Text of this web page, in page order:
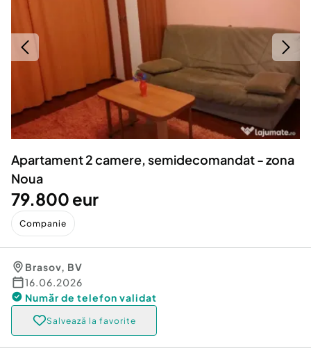
Servicii
Animale de companie
Afaceri și echipamente profesionale
Inchiriere Bunuri si Vehicule
Utilaje agricole si industriale
Piese auto si accesorii
Dacia Duster
Apartament 2 camere, semidecomandat - zona
Noua
79.800 eur
Companie
Brasov, BV
16.06.2026
Număr de telefon validat
Salvează la favorite